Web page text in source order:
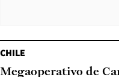
CHILE
Megaoperativo de